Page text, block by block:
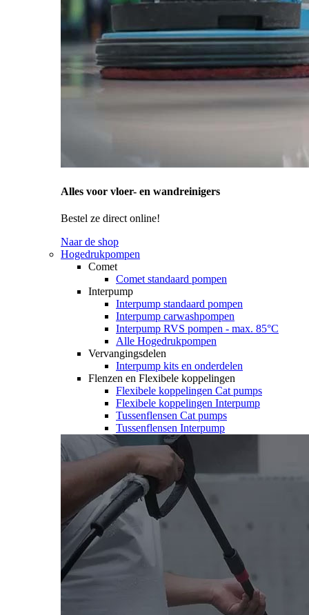
Alles voor vloer- en wandreinigers
Bestel ze direct online!
Naar de shop
Hogedrukpompen
Comet
Comet standaard pompen
Interpump
Interpump standaard pompen
Interpump carwashpompen
Interpump RVS pompen - max. 85°C
Alle Hogedrukpompen
Vervangingsdelen
Interpump kits en onderdelen
Flenzen en Flexibele koppelingen
Flexibele koppelingen Cat pumps
Flexibele koppelingen Interpump
Tussenflensen Cat pumps
Tussenflensen Interpump